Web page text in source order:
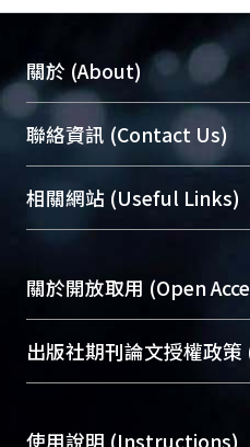
關於 (About)
臺大位居世界頂尖大學
展現本校豐碩的研究成
機構典藏（NTUR）與學
台，成為臺大學術典藏
究能量、促進交流合作
成果。
To permanently archive
profiles and scholarly
services of “NTU
聯絡資訊 (Contact Us)
總館學科館員(Main Library)
醫學圖書館學科館員
Sciences Library)
相關網站 (Useful Links)
關於開放取用 (Open
開放取用是從使用者角
動，應用在學術研究上
用逐年攀升。同時可加
出版社期刊論文授權政
使用說明 (Instructions)